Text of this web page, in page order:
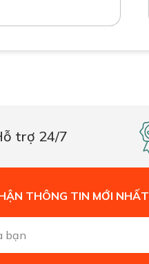
trợ 24/7
THÔNG TIN MỚI NHẤT